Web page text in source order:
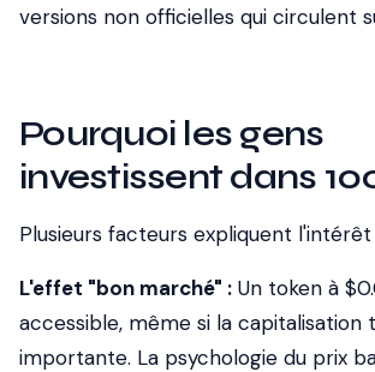
versions non officielles qui circulent
Pourquoi les gens
investissent dans
Plusieurs facteurs expliquent l'intérêt
L'effet "bon marché" : Un token à
accessible, même si la capitalisation
importante. La psychologie du prix